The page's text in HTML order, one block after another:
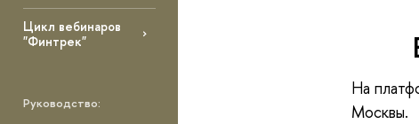
Цикл вебинаров
"Финтрек"
Руководство:
На
Москвы.